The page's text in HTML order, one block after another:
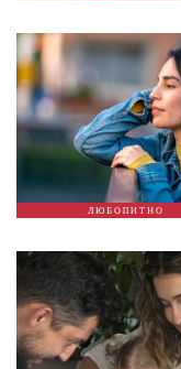
ЛЮБОПИТНО